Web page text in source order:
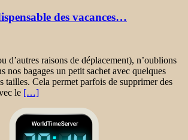
des vacances…
d’autres raisons de déplacement), n’oublions
nos bagages un petit sachet avec quelques
tailles. Cela permet parfois de supprimer des
le […]